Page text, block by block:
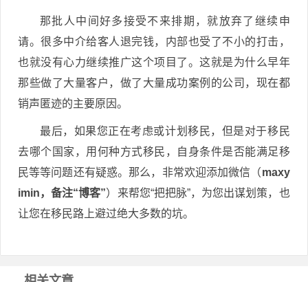
那批人中间好多接受不来排期，就放弃了继续申
请。很多中介给客人退完钱，内部也受了不小的打击，
也就没有心力继续推广这个项目了。这就是为什么早年
那些做了大量客户，做了大量成功案例的公司，现在都
销声匿迹的主要原因。
最后，如果您正在考虑或计划移民，但是对于移民
去哪个国家，用何种方式移民，自身条件是否能满足移
民等等问题还有疑惑。那么，非常欢迎添加微信（maxy
imin，备注“博客”）来帮您“把把脉”，为您出谋划策，也
让您在移民路上避过绝大多数的坑。